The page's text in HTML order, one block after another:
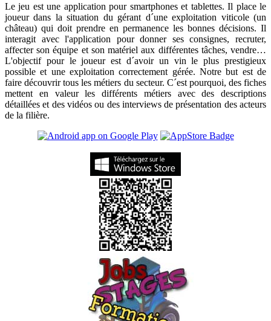
Le jeu est une application pour smartphones et tablettes. Il place le
joueur dans la situation du gérant d´une exploitation viticole (un
château) qui doit prendre en permanence les bonnes décisions. Il
interagit avec l'application pour donner ses consignes, recruter,
affecter son équipe et son matériel aux différentes tâches, vendre…
L'objectif pour le joueur est d´avoir un vin le plus prestigieux
possible et une exploitation correctement gérée. Notre but est de
faire découvrir tous les métiers du secteur. C´est pourquoi, des fiches
mettent en valeur les différents métiers avec des descriptions
détaillées et des vidéos ou des interviews de présentation des acteurs
de la filière.